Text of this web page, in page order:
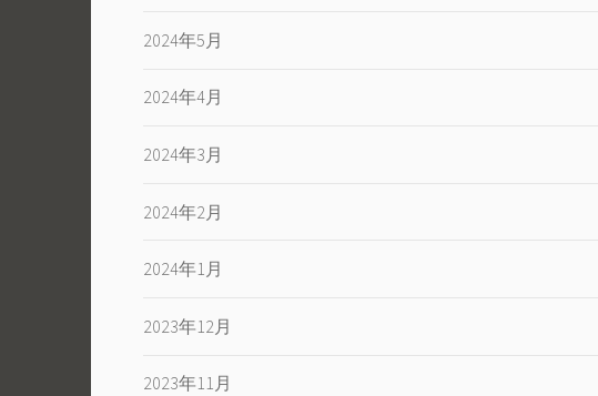
2024年5月
2024年4月
2024年3月
2024年2月
2024年1月
2023年12月
2023年11月